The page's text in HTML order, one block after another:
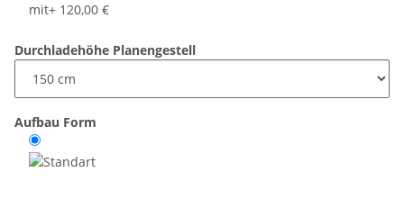
mit+ 120,00 €
Durchladehöhe Planengestell
Aufbau Form